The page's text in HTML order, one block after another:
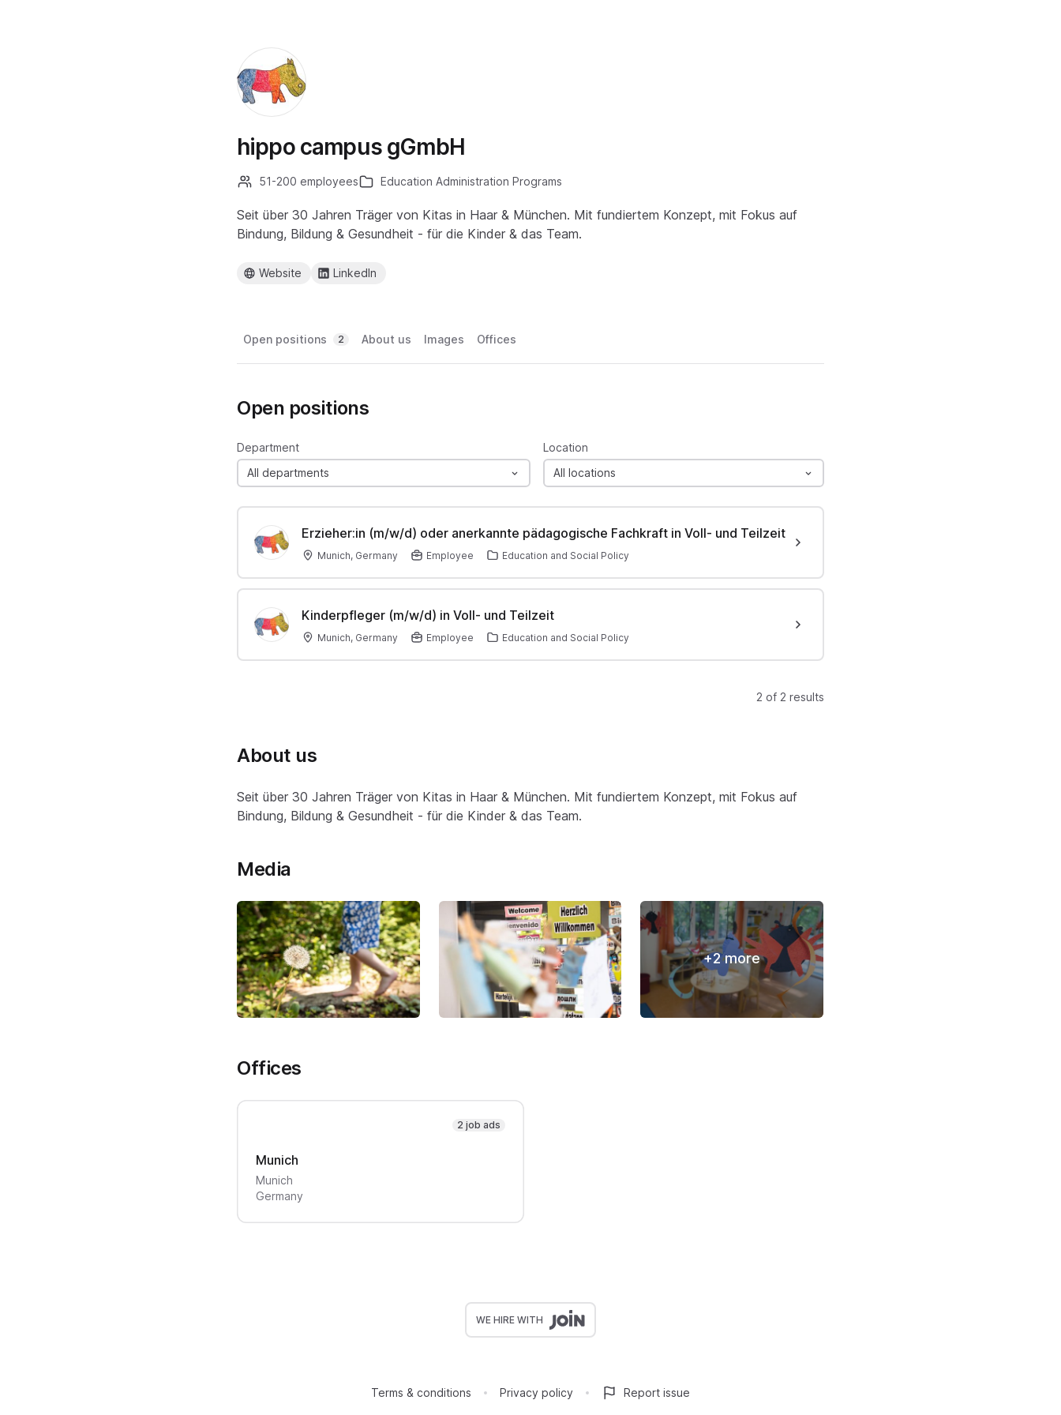
hippo campus gGmbH
51-200 employees Education Administration Programs
Seit über 30 Jahren Träger von Kitas in Haar & München. Mit fundiertem Konzept, mit Fokus auf
Bindung, Bildung & Gesundheit - für die Kinder & das Team.
Website LinkedIn
Open positions 2 About us Images Offices
Open positions
Department
All departments
Location
All locations
Erzieher:in (m/w/d) oder anerkannte pädagogische Fachkraft in Voll- und Teilzeit
Munich, Germany Employee Education and Social Policy
Kinderpfleger (m/w/d) in Voll- und Teilzeit
Munich, Germany Employee Education and Social Policy
2 of 2 results
About us
Seit über 30 Jahren Träger von Kitas in Haar & München. Mit fundiertem Konzept, mit Fokus auf
Bindung, Bildung & Gesundheit - für die Kinder & das Team.
Media
+2 more
Offices
2 job ads
Munich
Munich
Germany
WE HIRE WITH
Terms & conditions Privacy policy Report issue